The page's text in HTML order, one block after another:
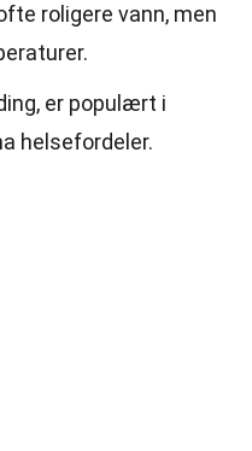
roligere vann, men
er populært i
helsefordeler.